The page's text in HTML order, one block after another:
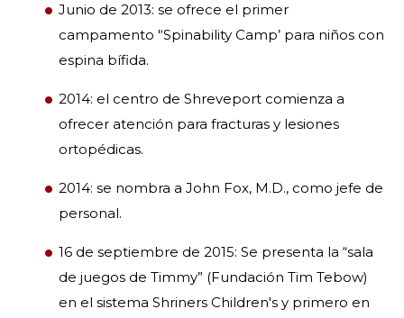
Junio de 2013: se ofrece el primer
campamento '‘Spinability Camp’ para niños con
espina bífida.
2014: el centro de Shreveport comienza a
ofrecer atención para fracturas y lesiones
ortopédicas.
2014: se nombra a John Fox, M.D., como jefe de
personal.
16 de septiembre de 2015: Se presenta la “sala
de juegos de Timmy” (Fundación Tim Tebow)
en el sistema Shriners Children's y primero en